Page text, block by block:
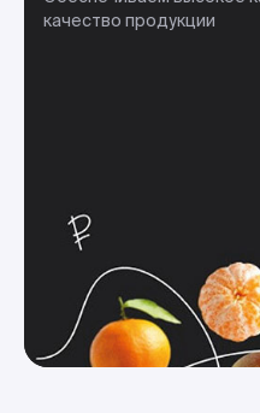
качество продукции